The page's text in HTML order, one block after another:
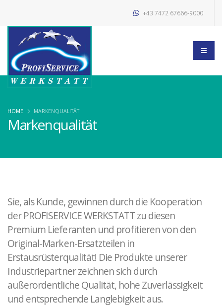
+43 7472 67666-9000
Markenqualität
HOME MARKENQUALITÄT
Sie, als Kunde, gewinnen durch die Kooperation
der PROFISERVICE WERKSTATT zu diesen
Premium Lieferanten und profitieren von den
Original-Marken-Ersatzteilen in
Erstausrüsterqualität! Die Produkte unserer
Industriepartner zeichnen sich durch
außerordentliche Qualität, hohe Zuverlässigkeit
und entsprechende Langlebigkeit aus.